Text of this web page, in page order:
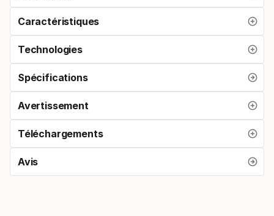
Caractéristiques
Technologies
Spécifications
Avertissement
Téléchargements
Avis